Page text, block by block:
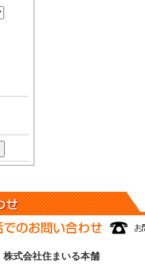
株式会社住まいる本舗